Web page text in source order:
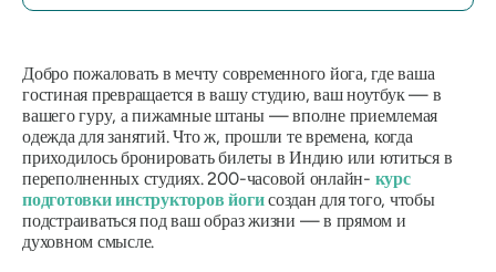
Добро пожаловать в мечту современного йога, где ваша
гостиная превращается в вашу студию, ваш ноутбук — в
вашего гуру, а пижамные штаны — вполне приемлемая
одежда для занятий. Что ж, прошли те времена, когда
приходилось бронировать билеты в Индию или ютиться в
переполненных студиях. 200-часовой онлайн- курс
подготовки инструкторов йогисоздан для того, чтобы
подстраиваться под ваш образ жизни —в прямом и
духовном смысле.